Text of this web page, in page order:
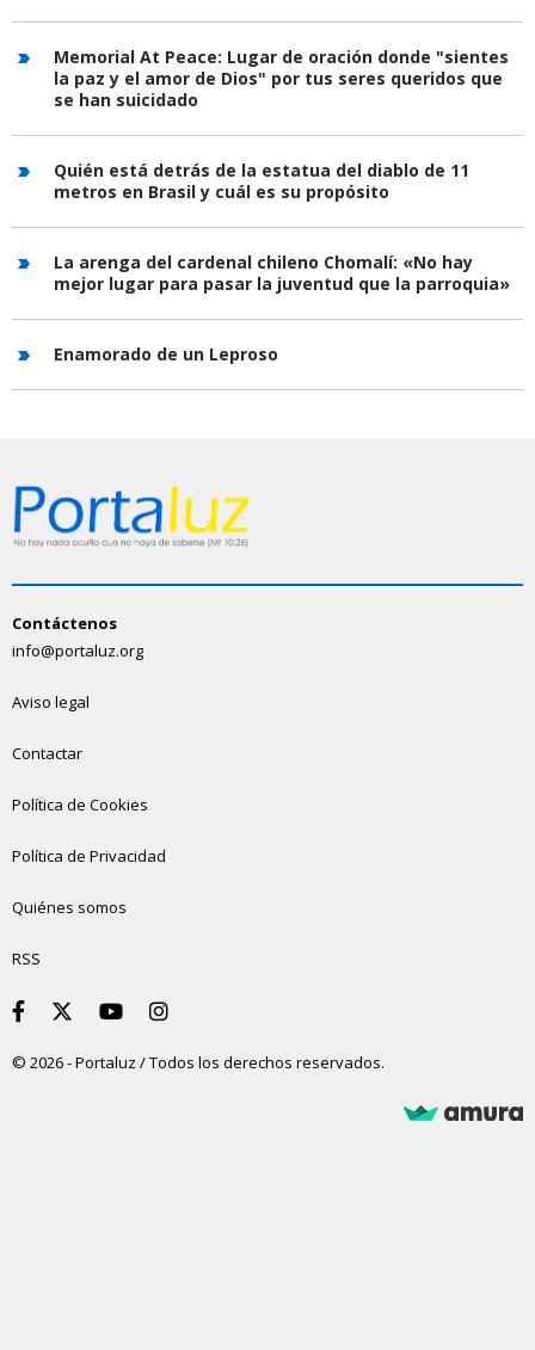
Memorial At Peace: Lugar de oración donde "sientes
la paz y el amor de Dios" por tus seres queridos que
se han suicidado
Quién está detrás de la estatua del diablo de 11
metros en Brasil y cuál es su propósito
La arenga del cardenal chileno Chomalí: «No hay
mejor lugar para pasar la juventud que la parroquia»
Enamorado de un Leproso
Contáctenos
info@portaluz.org
Aviso legal
Contactar
Política de Cookies
Política de Privacidad
Quiénes somos
RSS
© 2026 - Portaluz / Todos los derechos reservados.